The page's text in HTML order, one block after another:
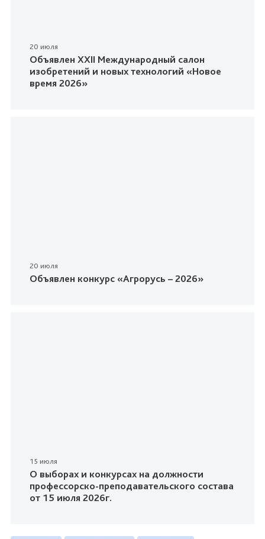
20 июля
Объявлен XXII Международный салон
изобретений и новых технологий «Новое
время 2026»
20 июля
Объявлен конкурс «Агрорусь – 2026»
15 июля
О выборах и конкурсах на должности
профессорско-преподавательского состава
от 15 июля 2026г.